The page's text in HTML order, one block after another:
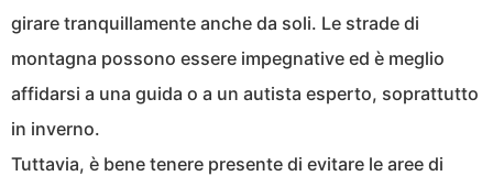
girare tranquillamente anche da soli. Le strade di
montagna possono essere impegnative ed è meglio
affidarsi a una guida o a un autista esperto, soprattutto
in inverno.
Tuttavia, è bene tenere presente di evitare le aree di